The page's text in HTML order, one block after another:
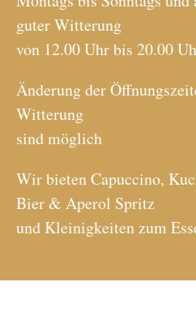
guter Witterung
von 12.00 Uhr bis 20.00
Änderung der
Witterung
sind möglich
Wir bieten Capuccino,
Bier & Aperol Spritz
und Kleinigkeiten zum